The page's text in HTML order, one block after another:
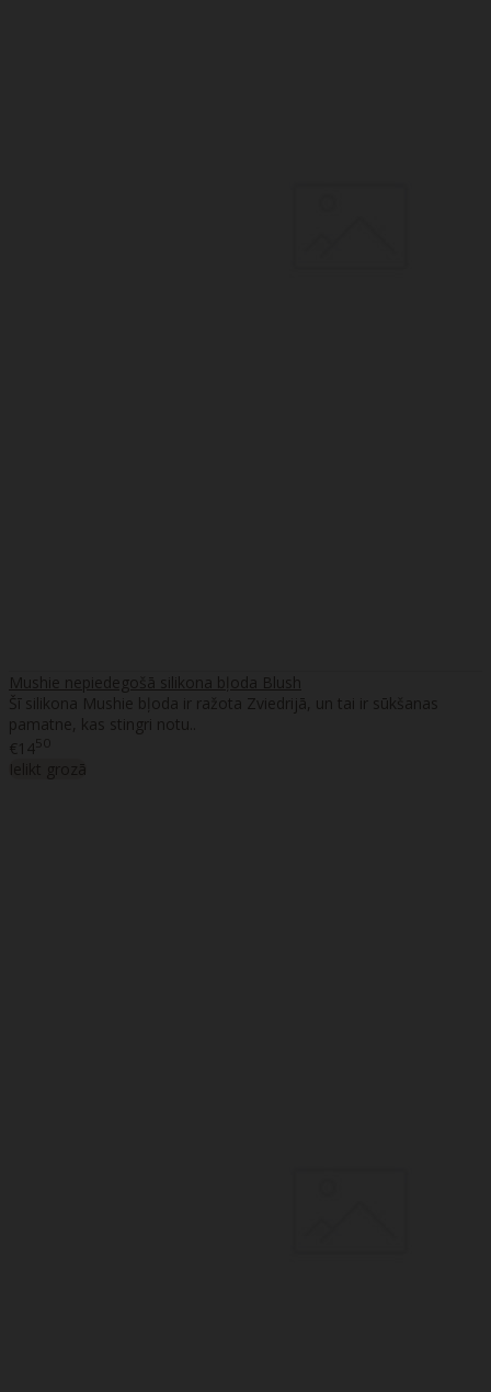
Mushie nepiedegošā silikona bļoda Blush
Šī silikona Mushie bļoda ir ražota Zviedrijā, un tai ir sūkšanas
pamatne, kas stingri notu..
€1450
Ielikt grozā